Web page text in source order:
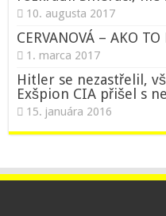
10. augusta 2017
CERVANOVÁ – AKO TO
1. marca 2017
Hitler se nezastřelil,
Exšpion CIA přišel s
15. januára 2016